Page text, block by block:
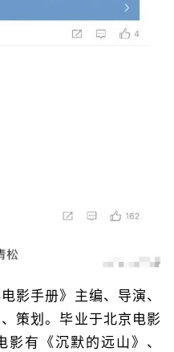
影手册》主编、导演、
策划。毕业于北京电影
有《沉默的远山》、